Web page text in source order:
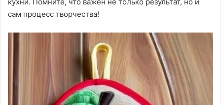
сам процесс творчества!